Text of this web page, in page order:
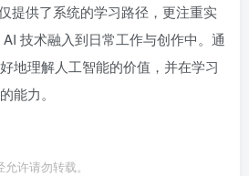
提供了系统的学习路径，更注重实
技术融入到日常工作与创作中。通
地理解人工智能的价值，并在学习
能力。
许请勿转载。